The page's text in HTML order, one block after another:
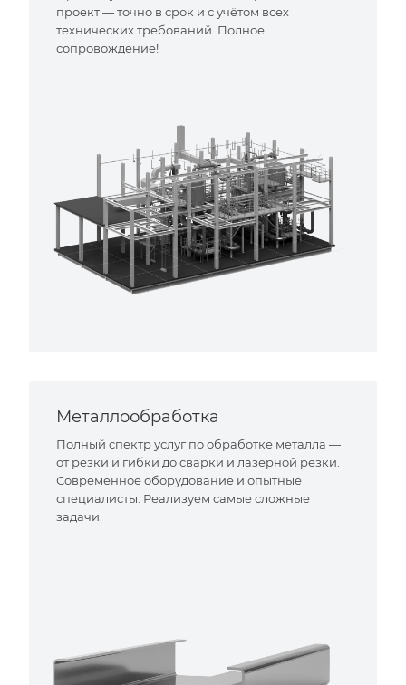
проект — точно в срок и с учётом всех
технических требований. Полное
сопровождение!
Металлообработка
Полный спектр услуг по обработке металла —
от резки и гибки до сварки и лазерной резки.
Современное оборудование и опытные
специалисты. Реализуем самые сложные
задачи.